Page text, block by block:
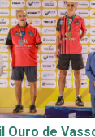
Ouro de